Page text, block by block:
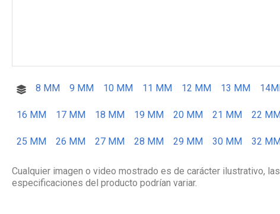
8 MM 9 MM 10 MM 11 MM 12 MM 13 MM
16 MM 17 MM 18 MM 19 MM 20 MM 21 MM 22
25 MM 26 MM 27 MM 28 MM 29 MM 30 MM 32
Cualquier imagen o video mostrado es de carácter ilustrativo, las
especificaciones del producto podrían variar.